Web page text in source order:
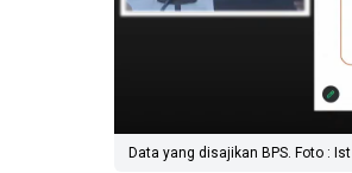
Data yang disajikan BPS. Foto : Ist